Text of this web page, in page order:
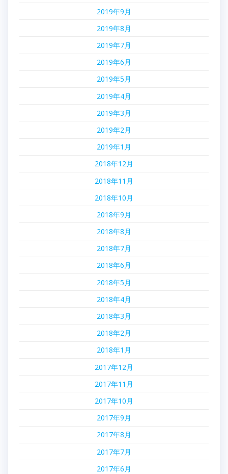
2019年9月
2019年8月
2019年7月
2019年6月
2019年5月
2019年4月
2019年3月
2019年2月
2019年1月
2018年12月
2018年11月
2018年10月
2018年9月
2018年8月
2018年7月
2018年6月
2018年5月
2018年4月
2018年3月
2018年2月
2018年1月
2017年12月
2017年11月
2017年10月
2017年9月
2017年8月
2017年7月
2017年6月